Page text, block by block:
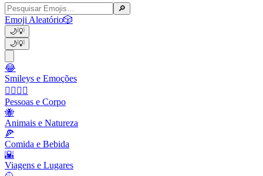
🔎
Emoji Aleatório🎲
🌙💡
🌙💡
😂
Smileys e Emoções
👩‍❤️‍💋‍👨
Pessoas e Corpo
🐝
Animais e Natureza
🍕
Comida e Bebida
🌇
Viagens e Lugares